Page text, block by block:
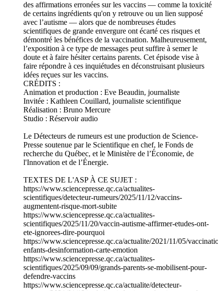
des affirmations erronées sur les vaccins — comme la toxicité
de certains ingrédients qu'on y retrouve ou un lien supposé
avec l’autisme — alors que de nombreuses études
scientifiques de grande envergure ont écarté ces risques et
démontré les bénéfices de la vaccination. Malheureusement,
l’exposition à ce type de messages peut suffire à semer le
doute et à faire hésiter certains parents. Cet épisode vise à
faire répondre à ces inquiétudes en déconstruisant plusieurs
idées reçues sur les vaccins.
CRÉDITS :
Animation et production : Eve Beaudin, journaliste
Invitée : Kathleen Couillard, journaliste scientifique
Réalisation : Bruno Mercure
Studio : Réservoir audio
Le Détecteurs de rumeurs est une production de Science-
Presse soutenue par le Scientifique en chef, le Fonds de
recherche du Québec, et le Ministère de l’Économie, de
l'Innovation et de l’Énergie.
TEXTES DE L'ASP À CE SUJET :
https://www.sciencepresse.qc.ca/actualites-
scientifiques/detecteur-rumeurs/2025/11/12/vaccins-
augmentent-risque-mort-subite
https://www.sciencepresse.qc.ca/actualites-
scientifiques/2025/11/20/vaccin-autisme-affirmer-etudes-ont-
ete-ignorees-dire-pourquoi
https://www.sciencepresse.qc.ca/actualite/2021/11/05/
enfants-desinformation-carte-emotion
https://www.sciencepresse.qc.ca/actualites-
scientifiques/2025/09/09/grands-parents-se-mobilisent-pour-
defendre-vaccins
https://www.sciencepresse.qc.ca/actualite/detecteur-